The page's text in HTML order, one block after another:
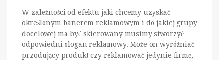
W zależności od efektu jaki chcemy uzyskać
określonym banerem reklamowym i do jakiej grupy
docelowej ma być skierowany musimy stworzyć
odpowiedni slogan reklamowy. Może on wyróżniać
przodujący produkt czy reklamować jedynie firmę,